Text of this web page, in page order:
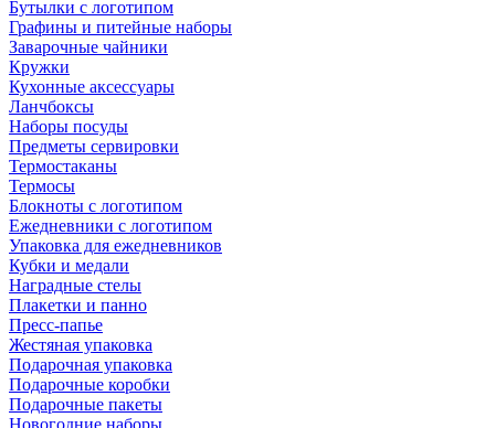
Бутылки с логотипом
Графины и питейные наборы
Заварочные чайники
Кружки
Кухонные аксессуары
Ланчбоксы
Наборы посуды
Предметы сервировки
Термостаканы
Термосы
Блокноты с логотипом
Ежедневники с логотипом
Упаковка для ежедневников
Кубки и медали
Наградные стелы
Плакетки и панно
Пресс-папье
Жестяная упаковка
Подарочная упаковка
Подарочные коробки
Подарочные пакеты